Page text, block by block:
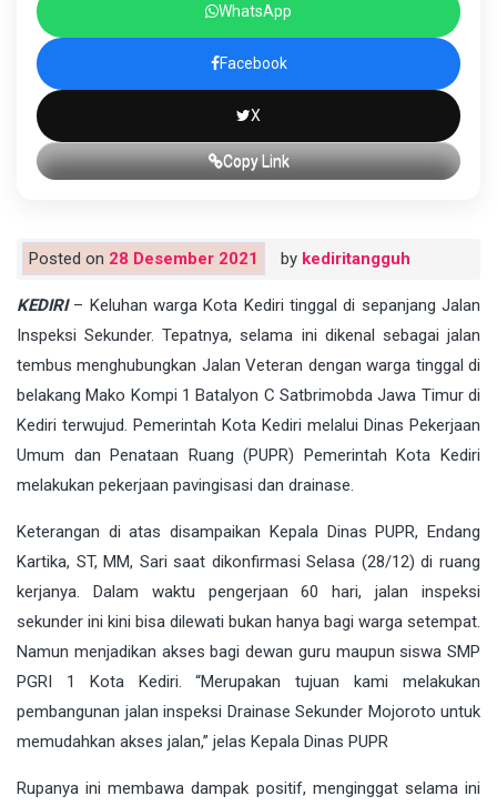
WhatsApp
Facebook
X
Copy Link
Posted on 28 Desember 2021 by kediritangguh
KEDIRI– Keluhan warga Kota Kediri tinggal di sepanjang Jalan
Inspeksi Sekunder. Tepatnya, selama ini dikenal sebagai jalan
tembus menghubungkan Jalan Veteran dengan warga tinggal di
belakang Mako Kompi 1 Batalyon C Satbrimobda Jawa Timur di
Kediri terwujud. Pemerintah Kota Kediri melalui Dinas Pekerjaan
Umum dan Penataan Ruang (PUPR) Pemerintah Kota Kediri
melakukan pekerjaan pavingisasi dan drainase.
Keterangan di atas disampaikan Kepala Dinas PUPR, Endang
Kartika, ST, MM, Sari saat dikonfirmasi Selasa (28/12) di ruang
kerjanya. Dalam waktu pengerjaan 60 hari, jalan inspeksi
sekunder ini kini bisa dilewati bukan hanya bagi warga setempat.
Namun menjadikan akses bagi dewan guru maupun siswa SMP
PGRI 1 Kota Kediri. “Merupakan tujuan kami melakukan
pembangunan jalan inspeksi Drainase Sekunder Mojoroto untuk
memudahkan akses jalan,” jelas Kepala Dinas PUPR
Rupanya ini membawa dampak positif, menginggat selama ini